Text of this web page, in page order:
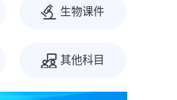
生物课件
其他科目